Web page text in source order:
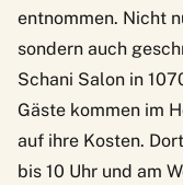
entnommen. Nicht
sondern auch
Schani Salon in
Gäste kommen im
auf ihre Kosten.
bis 10 Uhr und am